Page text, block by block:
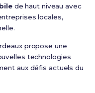
de haut niveau avec
locales,
propose une
technologies
aux défis actuels du